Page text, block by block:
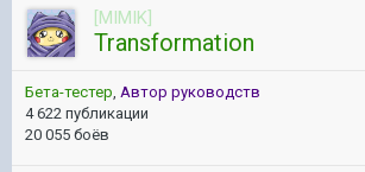
[MIMIK]
Transformation
Бета-тестер Автор руководств
4 622 публикации
20 055 боёв